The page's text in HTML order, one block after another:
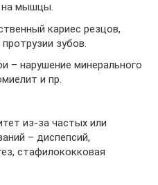
на мышцы.
кариес резцов,
зубов.
– нарушение минерального
и пр.
из-за частых или
– диспепсий,
стафилококковая